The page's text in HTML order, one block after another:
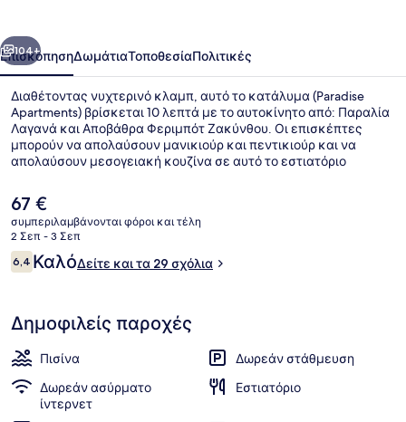
Επόμενο
104+
ΕπισκόπησηΔωμάτιαΤοποθεσίαΠολιτικές
Διαθέτοντας νυχτερινό κλαμπ, αυτό το κατάλυμα (Paradise
Apartments) βρίσκεται 10 λεπτά με το αυτοκίνητο από: Παραλία
Λαγανά και Αποβάθρα Φεριμπότ Ζακύνθου. Οι επισκέπτες
μπορούν να απολαύσουν μανικιούρ και πεντικιούρ και να
απολαύσουν μεσογειακή κουζίνα σε αυτό το εστιατόριο
μεσημεριανό και βραδινό. Προσφέρονται μπαρ δίπλα στην
πισίνα και εποχική εξωτερική πισίνα και οι ανέσεις μέσα στο
δωμάτιο σε αυτόν τον ξενώνα (πολυτελείας) περιλαμβάνουν
ψυγεία και φούρνους μικροκυμάτων.
Η
τρέχουσα
τιμή
είναι
67 €
67 €
συμπεριλαμβάνονται φόροι και τέλη
2 Σεπ - 3 Σεπ
Σχόλια
6,46,4 στα 10
ΚαλόΔείτε και τα 29 σχόλια
Δημοφιλείς παροχές
Πισίνα
Δωρεάν στάθμευση
Δωρεάν ασύρματο
ίντερνετ
Εστιατόριο